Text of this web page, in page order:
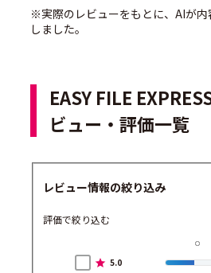
※実際のレビューをもとに、AIが
しました。
EASY FILE
ビュー・評価一覧
レビュー情報の絞り込み
評価で絞り込む
5.0